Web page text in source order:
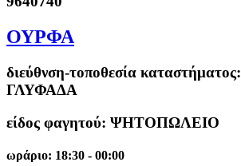
ΟΥΡΦΑ
διεύθνση-τοποθεσία καταστήματος:
ΓΛΥΦΑΔΑ
είδος φαγητού: ΨΗΤΟΠΩΛΕΙΟ
ωράριο: 18:30 - 00:00